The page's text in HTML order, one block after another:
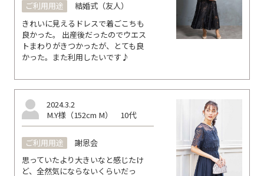
ご利用用途
結婚式（友人）
きれいに見えるドレスで着ごこちも
良かった。 出産後だったのでウエス
トまわりがきつかったが、とても良
かった。また利用したいです♪
2024.3.2
M.Y様（152cm M） 10代
ご利用用途
謝恩会
思っていたより大きいなと感じたけ
ど、全然気にならないくらいだっ